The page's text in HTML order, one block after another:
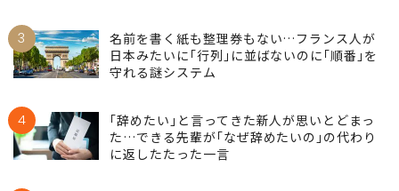
3
名前を書く紙も整理券もない…フランス人が
日本みたいに｢行列｣に並ばないのに｢順番｣を
守れる謎システム
4
｢辞めたい｣と言ってきた新人が思いとどまっ
た…できる先輩が｢なぜ辞めたいの｣の代わり
に返したたった一言